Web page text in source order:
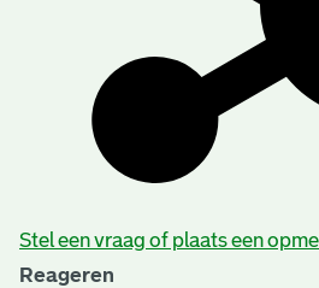
Stel een vraag of plaats een
Reageren